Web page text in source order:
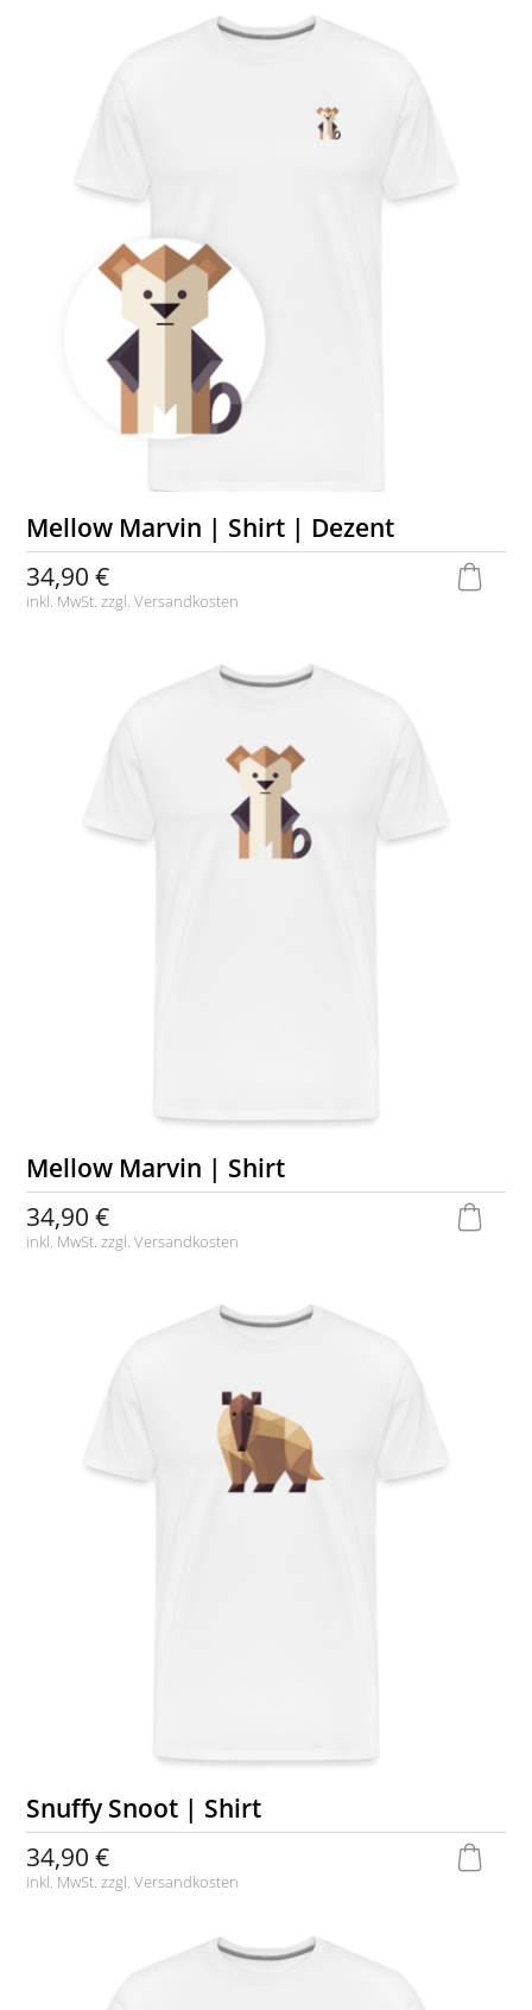
Mellow Marvin | Shirt | Dezent
34,90 €
inkl. MwSt. zzgl.Versandkosten
Mellow Marvin | Shirt
34,90 €
inkl. MwSt. zzgl.Versandkosten
Snuffy Snoot | Shirt
34,90 €
inkl. MwSt. zzgl.Versandkosten